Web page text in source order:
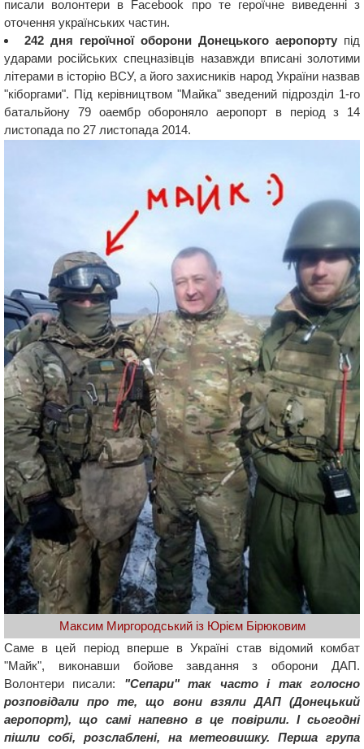
писали волонтери в Facebook про те героїчне виведенні з
оточення українських частин.
242 дня героїчної оборони Донецького аеропорту під
ударами російських спецназівців назавжди вписані золотими
літерами в історію ВСУ, а його захисників народ України назвав
"кіборгами". Під керівництвом "Майка" зведений підрозділ 1-го
батальйону 79 оаембр обороняло аеропорт в період з 14
листопада по 27 листопада 2014.
Максим Миргородський із Юрієм Бірюковим
Саме в цей період вперше в Україні став відомий комбат
"Майк", виконавши бойове завдання з оборони ДАП.
Волонтери писали: "Сепари" так часто і так голосно
розповідали про те, що вони взяли ДАП (Донецький
аеропорт), що самі напевно в це повірили. І сьогодні
пішли собі, розслаблені, на метеовишку. Перша група